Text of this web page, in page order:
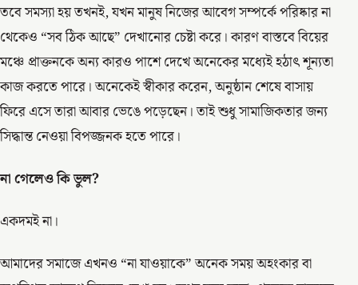
তবে সমস্যা হয় তখনই, যখন মানুষ নিজের আবেগ সম্পর্কে পরিষ্কার না
থেকেও “সব ঠিক আছে” দেখানোর চেষ্টা করে। কারণ বাস্তবে বিয়ের
মঞ্চে প্রাক্তনকে অন্য কারও পাশে দেখে অনেকের মধ্যেই হঠাৎ শূন্যতা
কাজ করতে পারে। অনেকেই স্বীকার করেন, অনুষ্ঠান শেষে বাসায়
ফিরে এসে তারা আবার ভেঙে পড়েছেন। তাই শুধু সামাজিকতার জন্য
সিদ্ধান্ত নেওয়া বিপজ্জনক হতে পারে।
না গেলেও কি ভুল?
একদমই না।
আমাদের সমাজে এখনও “না যাওয়াকে” অনেক সময় অহংকার বা